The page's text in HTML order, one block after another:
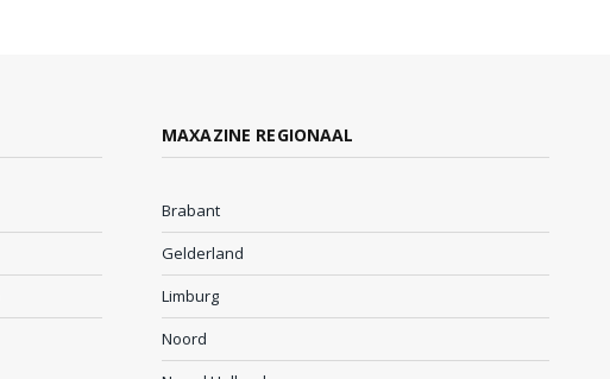
MAXAZINE REGIONAAL
Brabant
Gelderland
Limburg
Noord